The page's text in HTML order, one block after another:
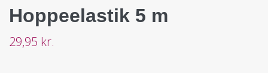
Hoppeelastik 5 m
29,95 kr.